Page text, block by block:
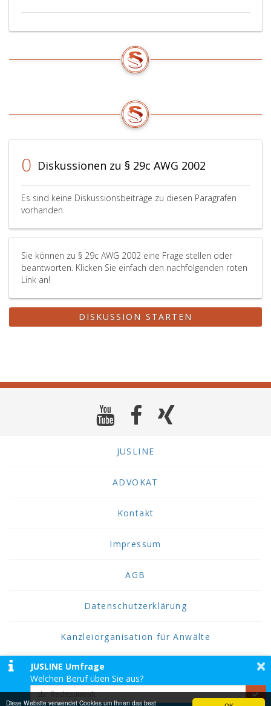
Diese Website verwendet Cookies um Ihnen das best
0 Diskussionen zu § 29c AWG 2002
Es sind keine Diskussionsbeiträge zu diesen Paragrafen
vorhanden.
Sie können zu § 29c AWG 2002 eine Frage stellen oder
beantworten. Klicken Sie einfach den nachfolgenden roten
Link an!
DISKUSSION STARTEN
JUSLINE
ADVOKAT
Kontakt
Impressum
AGB
Datenschutzerklärung
Kanzleiorganisation für Anwälte
JUSLINE® ist eine Marke der ADVOKAT
Unternehmensberatung Greiter & Greiter GmbH.
×
JUSLINE Umfrage
Welchen Beruf üben Sie aus?